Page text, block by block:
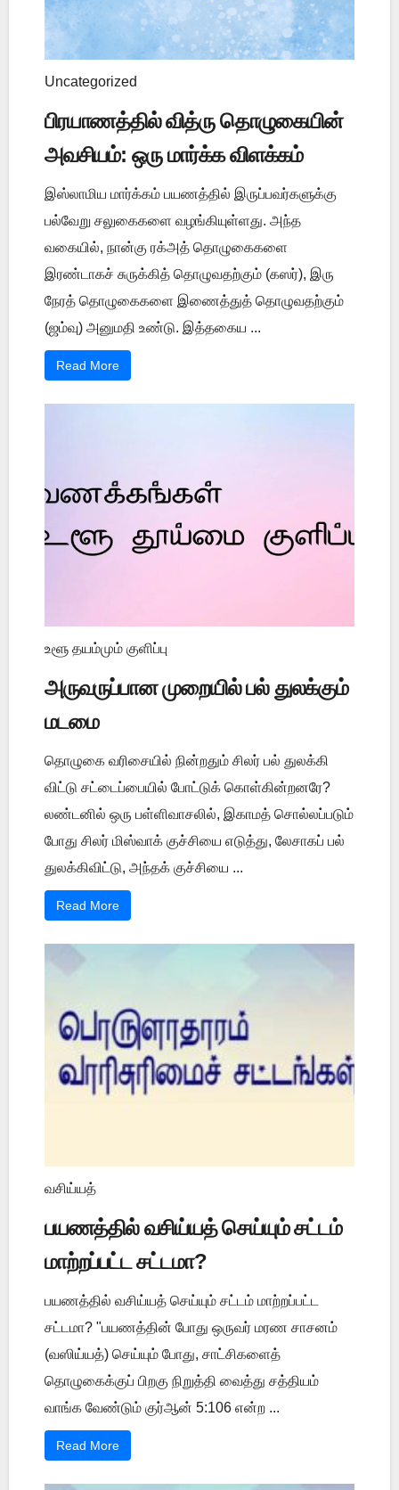
Uncategorized
பிரயாணத்தில் வித்ரு தொழுகையின்
அவசியம்: ஒரு மார்க்க விளக்கம்
இஸ்லாமிய மார்க்கம் பயணத்தில் இருப்பவர்களுக்கு
பல்வேறு சலுகைகளை வழங்கியுள்ளது. அந்த
வகையில், நான்கு ரக்அத் தொழுகைகளை
இரண்டாகச் சுருக்கித் தொழுவதற்கும் (கஸர்), இரு
நேரத் தொழுகைகளை இணைத்துத் தொழுவதற்கும்
(ஜம்வு) அனுமதி உண்டு. இத்தகைய ...
Read More
உளூ தயம்மும் குளிப்பு
அருவருப்பான முறையில் பல் துலக்கும்
மடமை
தொழுகை வரிசையில் நின்றதும் சிலர் பல் துலக்கி
விட்டு சட்டைப்பையில் போட்டுக் கொள்கின்றனரே?
லண்டனில் ஒரு பள்ளிவாசலில், இகாமத் சொல்லப்படும்
போது சிலர் மிஸ்வாக் குச்சியை எடுத்து, லேசாகப் பல்
துலக்கிவிட்டு, அந்தக் குச்சியை ...
Read More
வசிய்யத்
பயணத்தில் வசிய்யத் செய்யும் சட்டம்
மாற்றப்பட்ட சட்டமா?
பயணத்தில் வசிய்யத் செய்யும் சட்டம் மாற்றப்பட்ட
சட்டமா? "பயணத்தின் போது ஒருவர் மரண சாசனம்
(வஸிய்யத்) செய்யும் போது, சாட்சிகளைத்
தொழுகைக்குப் பிறகு நிறுத்தி வைத்து சத்தியம்
வாங்க வேண்டும் குர்ஆன் 5:106 என்ற ...
Read More